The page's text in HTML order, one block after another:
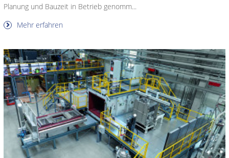
Planung und Bauzeit in Betrieb genomm...
Mehr erfahren